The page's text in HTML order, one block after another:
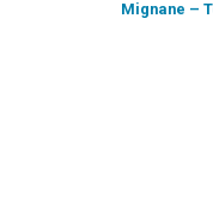
Mignane –